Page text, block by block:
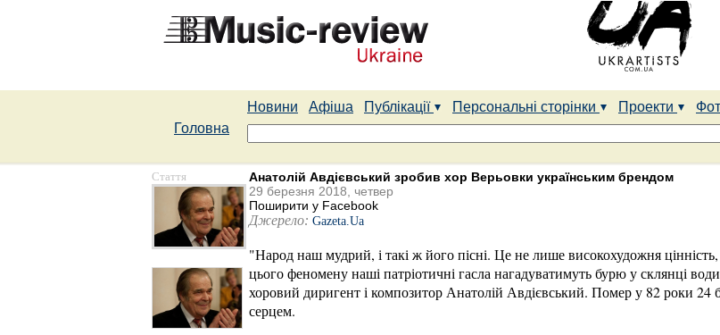
Новини Афіша Публікації Персональні сторінки Проекти
Головна
Стаття
Анатолій Авдієвський зробив хор Верьовки українським брендом
29 березня 2018, четвер
Поширити у Facebook
Джерело: Gazeta.Ua
"Народ наш мудрий, і такі ж його пісні. Це не лише високохудожня
цього феномену наші патріотичні гасла нагадуватимуть бурю у склянці
хоровий диригент і композитор Анатолій Авдієвський. Помер у 82 роки 24
серцем.